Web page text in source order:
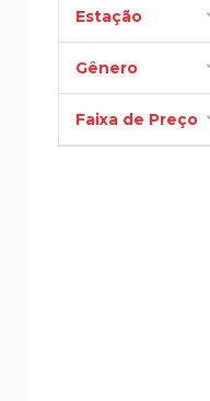
Estação
Gênero
Faixa de Preço